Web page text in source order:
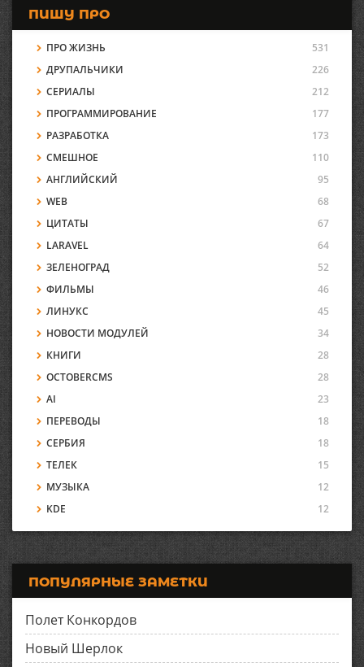
ПИШУ ПРО
ПРО ЖИЗНЬ
531
ДРУПАЛЬЧИКИ
226
СЕРИАЛЫ
212
ПРОГРАММИРОВАНИЕ
177
РАЗРАБОТКА
173
СМЕШНОЕ
110
АНГЛИЙСКИЙ
95
WEB
68
ЦИТАТЫ
67
LARAVEL
64
ЗЕЛЕНОГРАД
52
ФИЛЬМЫ
46
ЛИНУКС
45
НОВОСТИ МОДУЛЕЙ
34
КНИГИ
28
OCTOBERCMS
28
AI
23
ПЕРЕВОДЫ
18
СЕРБИЯ
18
ТЕЛЕК
15
МУЗЫКА
12
KDE
12
ПОПУЛЯРНЫЕ ЗАМЕТКИ
Полет Конкордов
Новый Шерлок